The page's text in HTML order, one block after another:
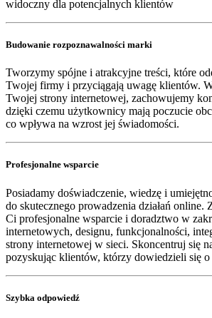
widoczny dla potencjalnych klientów
Budowanie rozpoznawalności marki
Tworzymy spójne i atrakcyjne treści, które
Twojej firmy i przyciągają uwagę klientów.
Twojej strony internetowej, zachowujemy
dzięki czemu użytkownicy mają poczucie
co wpływa na wzrost jej świadomości.
Profesjonalne wsparcie
Posiadamy doświadczenie, wiedzę i
do skutecznego prowadzenia działań online.
Ci profesjonalne wsparcie i doradztwo w
internetowych, designu, funkcjonalności,
strony internetowej w sieci. Skoncentruj się
pozyskując klientów, którzy dowiedzieli się o
Szybka odpowiedź